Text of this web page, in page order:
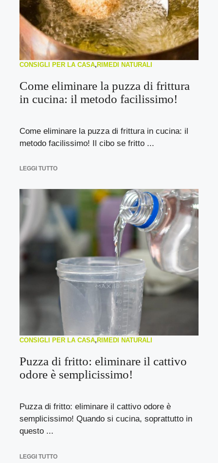
CONSIGLI PER LA CASA,RIMEDI NATURALI
Come eliminare la puzza di frittura
in cucina: il metodo facilissimo!
Come eliminare la puzza di frittura in cucina: il
metodo facilissimo! Il cibo se fritto ...
LEGGI TUTTO
CONSIGLI PER LA CASA, RIMEDI NATURALI
Puzza di fritto: eliminare il cattivo
odore è semplicissimo!
Puzza di fritto: eliminare il cattivo odore è
semplicissimo! Quando si cucina, soprattutto in
questo ...
LEGGI TUTTO